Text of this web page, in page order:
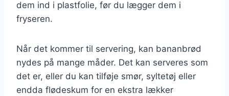
dem ind i plastfolie, før du lægger dem i
fryseren.
Når det kommer til servering, kan bananbrød
nydes på mange måder. Det kan serveres som
det er, eller du kan tilføje smør, syltetøj eller
endda flødeskum for en ekstra lækker